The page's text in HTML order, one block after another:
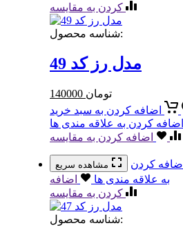
کردن به مقایسه
شناسه محصول:
مدل رز کد 49
140000 تومان
اضافه کردن به سبد خرید
اضافه کردن به علاقه مندی ها
اضافه کردن به مقایسه
مشاهده سریع
اضافه کردن
به علاقه مندی ها
اضافه
کردن به مقایسه
شناسه محصول: